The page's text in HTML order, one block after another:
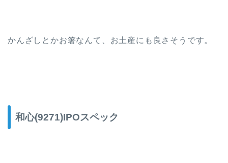
かんざしとかお箸なんて、お土産にも良さそうです。
和心(9271)IPOスペック